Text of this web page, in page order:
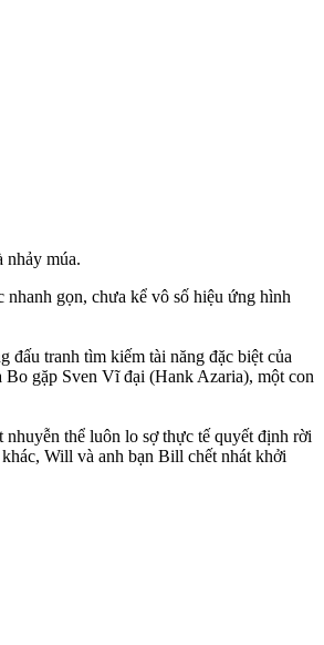
nhảy múa.
gọn, chưa kể vô số hiệu ứng hình
tranh tìm kiếm tài năng đặc biệt của
gặp Sven Vĩ đại (Hank Azaria), một con
thể luôn lo sợ thực tế quyết định rời
Will và anh bạn Bill chết nhát khởi